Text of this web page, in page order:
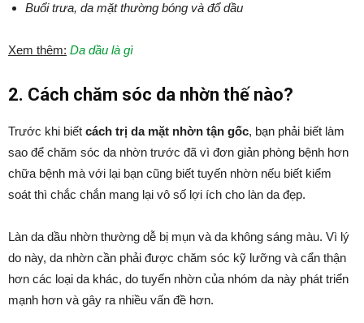
Buổi trưa, da mặt thường bóng và đổ dầu
Xem thêm: Da dầu là gì
2. Cách chăm sóc da nhờn thế nào?
Trước khi biết cách trị da mặt nhờn tận gốc, bạn phải biết làm
sao để chăm sóc da nhờn trước đã vì đơn giản phòng bệnh hơn
chữa bệnh mà với lại bạn cũng biết tuyến nhờn nếu biết kiểm
soát thì chắc chắn mang lại vô số lợi ích cho làn da đẹp.
Làn da dầu nhờn thường dễ bị mụn và da không sáng màu. Vì lý
do này, da nhờn cần phải được chăm sóc kỹ lưỡng và cẩn thận
hơn các loại da khác, do tuyến nhờn của nhóm da này phát triển
mạnh hơn và gây ra nhiều vấn đề hơn.